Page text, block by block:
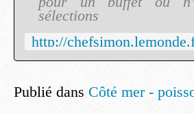
sélections
Publié dans Côté mer -